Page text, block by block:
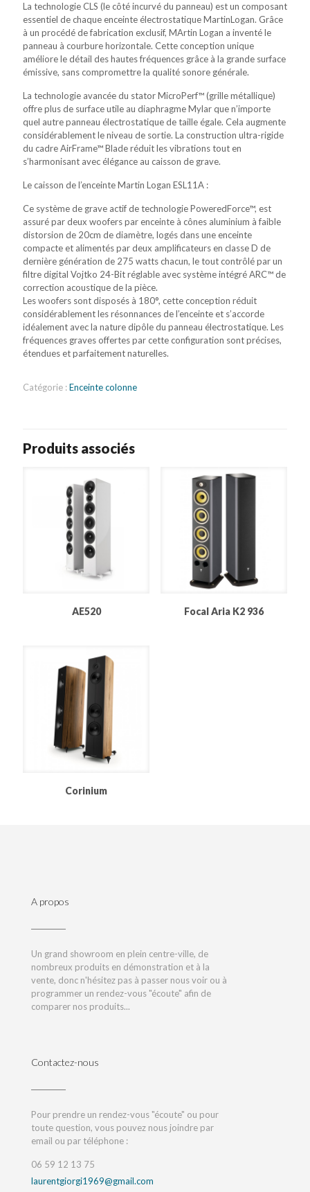
La technologie CLS (le côté incurvé du panneau) est un composant
essentiel de chaque enceinte électrostatique MartinLogan. Grâce
à un procédé de fabrication exclusif, MArtin Logan a inventé le
panneau à courbure horizontale. Cette conception unique
améliore le détail des hautes fréquences grâce à la grande surface
émissive, sans compromettre la qualité sonore générale.
La technologie avancée du stator MicroPerf™ (grille métallique)
offre plus de surface utile au diaphragme Mylar que n’importe
quel autre panneau électrostatique de taille égale. Cela augmente
considérablement le niveau de sortie. La construction ultra-rigide
du cadre AirFrame™ Blade réduit les vibrations tout en
s’harmonisant avec élégance au caisson de grave.
Le caisson de l’enceinte Martin Logan ESL11A :
Ce système de grave actif de technologie PoweredForce™, est
assuré par deux woofers par enceinte à cônes aluminium à faible
distorsion de 20cm de diamètre, logés dans une enceinte
compacte et alimentés par deux amplificateurs en classe D de
dernière génération de 275 watts chacun, le tout contrôlé par un
filtre digital Vojtko 24-Bit réglable avec système intégré ARC™ de
correction acoustique de la pièce.
Les woofers sont disposés à 180°, cette conception réduit
considérablement les résonnances de l’enceinte et s’accorde
idéalement avec la nature dipôle du panneau électrostatique. Les
fréquences graves offertes par cette configuration sont précises,
étendues et parfaitement naturelles.
Catégorie :Enceinte colonne
Produits associés
AE520 Focal Aria K2 936
Corinium
A propos
Un grand showroom en plein centre-ville, de
nombreux produits en démonstration et à la
vente, donc n'hésitez pas à passer nous voir ou à
programmer un rendez-vous "écoute" afin de
comparer nos produits...
Contactez-nous
Pour prendre un rendez-vous "écoute" ou pour
toute question, vous pouvez nous joindre par
email ou par téléphone :
06 59 12 13 75
laurentgiorgi1969@gmail.com